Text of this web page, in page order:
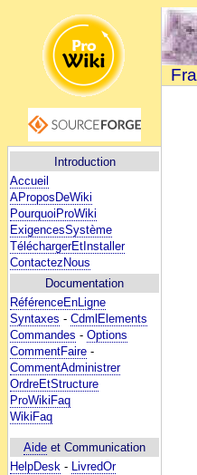
Introduction
Accueil
AProposDeWiki
PourquoiProWiki
ExigencesSystème
TéléchargerEtInstaller
ContactezNous
Documentation
RéférenceEnLigne
Syntaxes - CdmlElements
Commandes - Options
CommentFaire -
CommentAdministrer
OrdreEtStructure
ProWikiFaq
WikiFaq
Aide et Communication
HelpDesk - LivredOr